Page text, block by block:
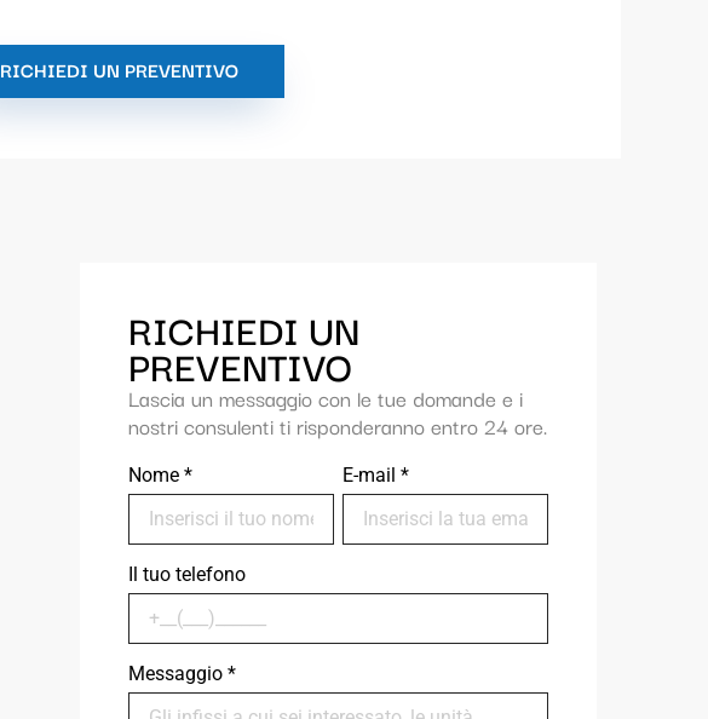
RICHIEDI UN PREVENTIVO
RICHIEDI UN
PREVENTIVO
Lascia un messaggio con le tue domande e i
nostri consulenti ti risponderanno entro 24 ore.
Nome * E-mail *
Il tuo telefono
Messaggio *